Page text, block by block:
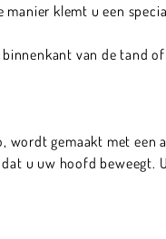
klemt u een
van de tand
gemaakt met
u uw hoofd